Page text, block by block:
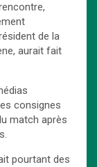
de la
aurait fait
consignes
match après
pourtant des